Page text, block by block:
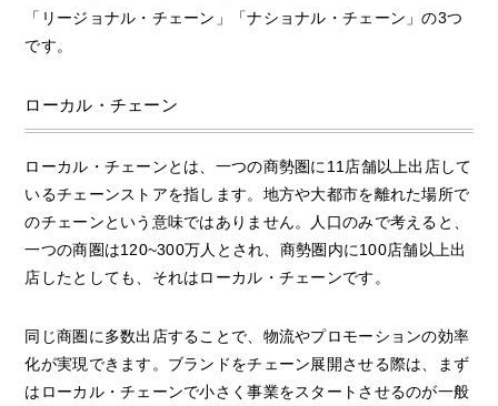
「リージョナル・チェーン」「ナショナル・チェーン」の3つ
です。
ローカル・チェーン
ローカル・チェーンとは、一つの商勢圏に11店舗以上出店して
いるチェーンストアを指します。地方や大都市を離れた場所で
のチェーンという意味ではありません。人口のみで考えると、
一つの商圏は120~300万人とされ、商勢圏内に100店舗以上出
店したとしても、それはローカル・チェーンです。
同じ商圏に多数出店することで、物流やプロモーションの効率
化が実現できます。ブランドをチェーン展開させる際は、まず
はローカル・チェーンで小さく事業をスタートさせるのが一般